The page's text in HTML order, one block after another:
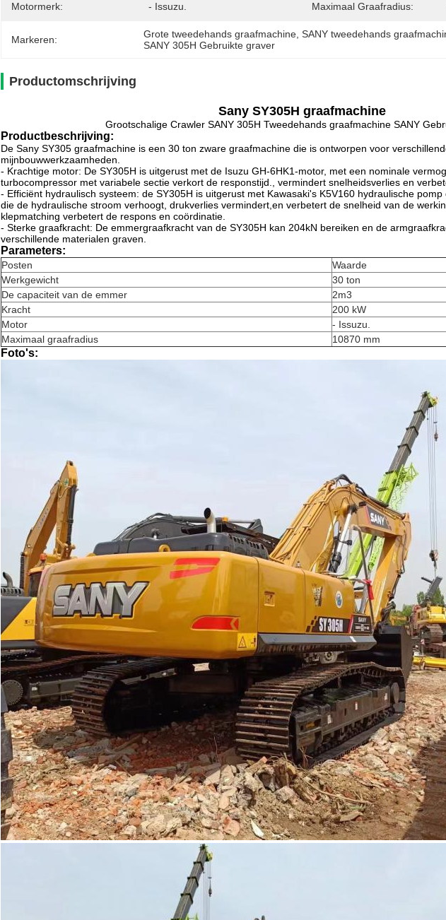
Motormerk: - Issuzu. Maximaal Graafradius:
Markeren: Grote tweedehands graafmachine , SANY tweedehands
SANY 305H Gebruikte graver
Productomschrijving
Sany SY305H graafmachine
Grootschalige Crawler SANY 305H Tweedehands graafmachine SANY
Productbeschrijving:
De Sany SY305 graafmachine is een 30 ton zware graafmachine die is ontworpen voor
mijnbouwwerkzaamheden.
- Krachtige motor: De SY305H is uitgerust met de Isuzu GH-6HK1-motor, met een nominale
turbocompressor met variabele sectie verkort de responstijd., vermindert snelheidsverlies en
- Efficiënt hydraulisch systeem: de SY305H is uitgerust met Kawasaki's K5V160 hydraulische pomp
die de hydraulische stroom verhoogt, drukverlies vermindert,en verbetert de snelheid van de
klepmatching verbetert de respons en coördinatie.
- Sterke graafkracht: De emmergraafkracht van de SY305H kan 204kN bereiken en de
verschillende materialen graven.
Parameters:
Posten
Waarde
Werkgewicht
30 ton
De capaciteit van de emmer
2m3
Kracht
200 kW
Motor
- Issuzu.
Maximaal graafradius
10870 mm
Foto's: